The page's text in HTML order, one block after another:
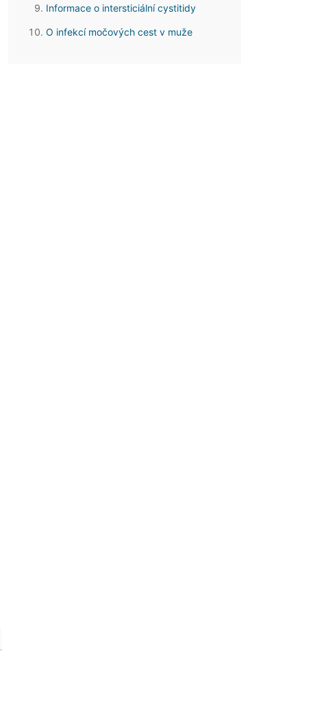
Informace o intersticiální cystitidy
O infekcí močových cest v muže